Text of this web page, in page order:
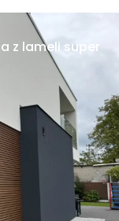
z lameli super